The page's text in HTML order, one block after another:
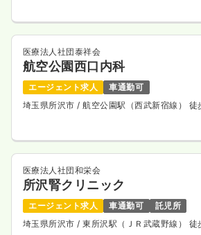
医療法人社団泰祥会
航空公園西口内科
エージェント求人
車通勤可
埼玉県所沢市 / 航空公園駅（西武新宿線） 徒
医療法人社団和栄会
所沢腎クリニック
エージェント求人 車通勤可
託児所
埼玉県所沢市 / 東所沢駅（ＪＲ武蔵野線） 徒